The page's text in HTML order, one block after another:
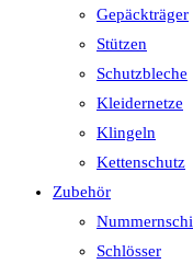
Gepäckträger
Stützen
Schutzbleche
Kleidernetze
Klingeln
Kettenschutz
Zubehör
Schlösser